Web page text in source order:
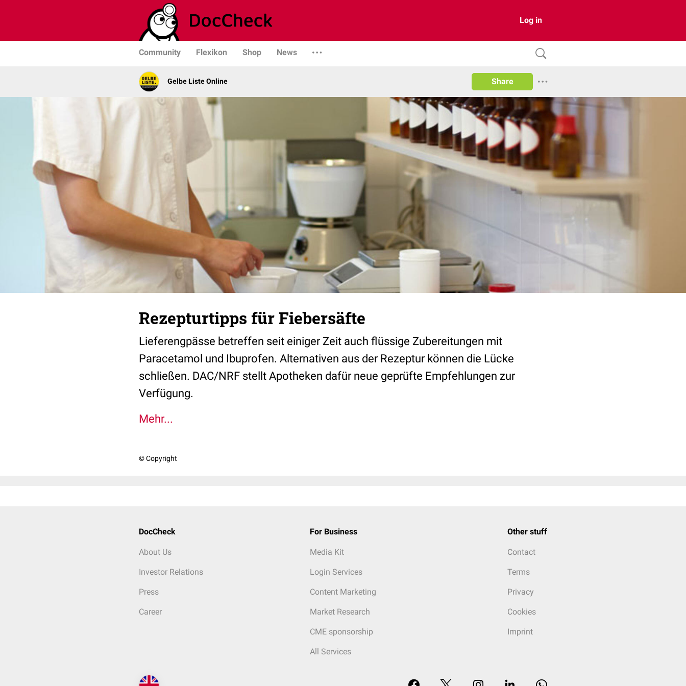
Log in
Community Flexikon Shop News
Gelbe Liste Online Share
Rezepturtipps für Fiebersäfte
Lieferengpässe betreffen seit einiger Zeit auch flüssige Zubereitungen mit
Paracetamol und Ibuprofen. Alternativen aus der Rezeptur können die Lücke
schließen. DAC/NRF stellt Apotheken dafür neue geprüfte Empfehlungen zur
Verfügung.
Mehr...
© Copyright
DocCheck
About Us
Investor Relations
Press
Career
For Business
Media Kit
Login Services
Content Marketing
Market Research
CME sponsorship
All Services
Other stuff
Contact
Terms
Privacy
Cookies
Imprint